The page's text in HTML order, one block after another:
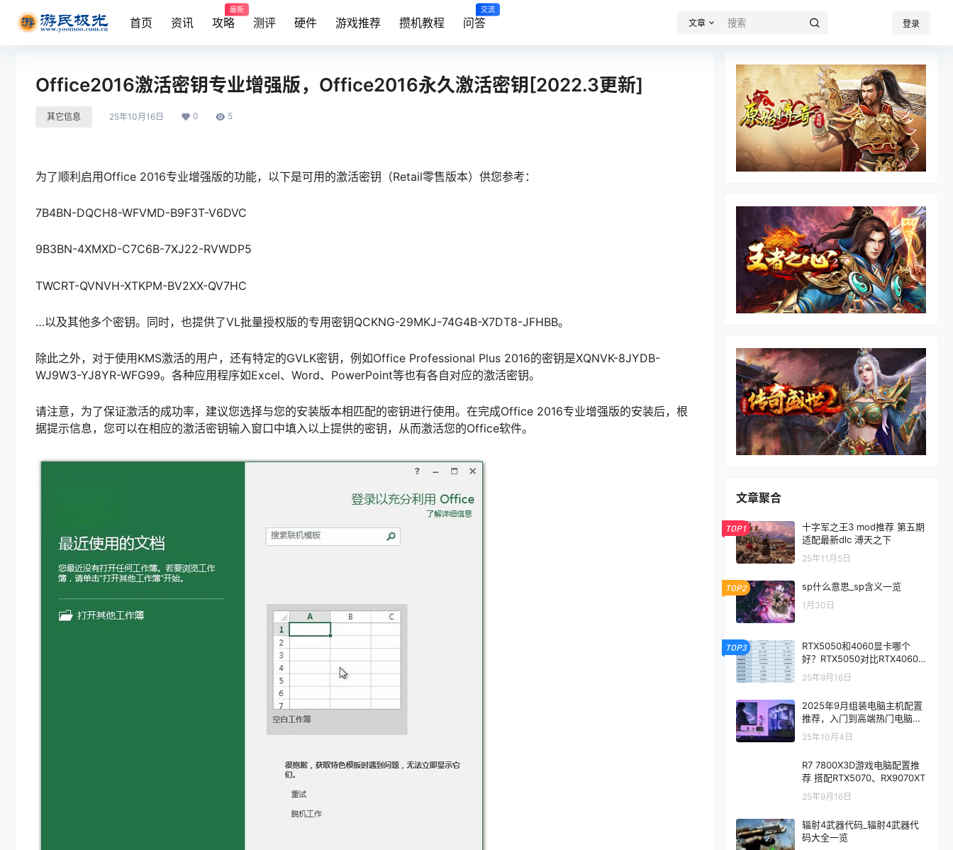
首页 资讯 攻略
最新
测评 硬件 游戏推荐 攒机教程 问答
交流
文章 登录
Office2016激活密钥专业增强版，Office2016永久激活密钥[2022.3更新]
其它信息 25年10月16日 0 5
为了顺利启用Office 2016专业增强版的功能，以下是可用的激活密钥（Retail零售版本）供您参考：
7B4BN-DQCH8-WFVMD-B9F3T-V6DVC
9B3BN-4XMXD-C7C6B-7XJ22-RVWDP5
TWCRT-QVNVH-XTKPM-BV2XX-QV7HC
…以及其他多个密钥。同时，也提供了VL批量授权版的专用密钥QCKNG-29MKJ-74G4B-X7DT8-JFHBB。
除此之外，对于使用KMS激活的用户，还有特定的GVLK密钥，例如Office Professional Plus 2016的密钥是XQNVK-8JYDB-
WJ9W3-YJ8YR-WFG99。各种应用程序如Excel、Word、PowerPoint等也有各自对应的激活密钥。
请注意，为了保证激活的成功率，建议您选择与您的安装版本相匹配的密钥进行使用。在完成Office 2016专业增强版的安装后，根
据提示信息，您可以在相应的激活密钥输入窗口中填入以上提供的密钥，从而激活您的Office软件。
文章聚合
TOP1
十字军之王3 mod推荐 第五期
适配最新dlc 溥天之下
25年11月5日
TOP2 sp什么意思_sp含义一览
1月30日
TOP3
RTX5050和4060显卡哪个
好？RTX5050对比RTX4060/
5060性能评测
25年9月16日
2025年9月组装电脑主机配置
推荐，入门到高端热门电脑配
置方案
25年10月4日
R7 7800X3D游戏电脑配置推
荐 搭配RTX5070、RX9070XT
25年9月16日
辐射4武器代码_辐射4武器代
码大全一览